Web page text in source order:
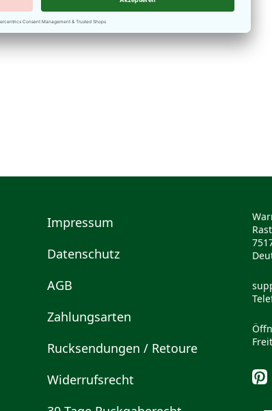
Impressum
Datenschutz
AGB
Zahlungsarten
Rucksendungen / Retoure
Widerrufsrecht